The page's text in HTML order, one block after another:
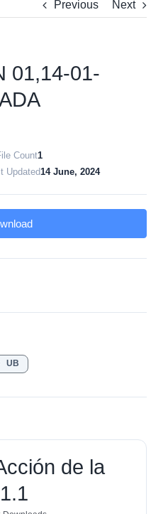
Previous Next
01,14-01-
Count1
Updated 14 June, 2024
UB
de la